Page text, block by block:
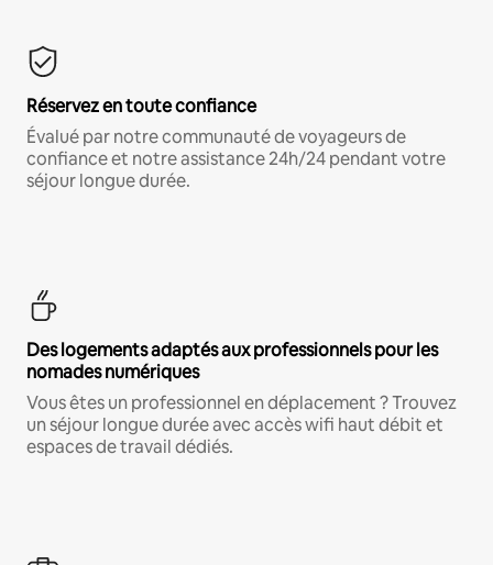
Réservez en toute confiance
Évalué par notre communauté de voyageurs de
confiance et notre assistance 24h/24 pendant votre
séjour longue durée.
Des logements adaptés aux professionnels pour les
nomades numériques
Vous êtes un professionnel en déplacement ? Trouvez
un séjour longue durée avec accès wifi haut débit et
espaces de travail dédiés.